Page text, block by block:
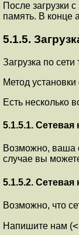
После загрузки
память. В конце
5.1.5.
Загрузка по
Метод установки
Есть несколько
5.1.5.1. Сетевая
Возможно, ваша
случае вы
5.1.5.2. Сетевая
Возможно, что
Напишите нам (<